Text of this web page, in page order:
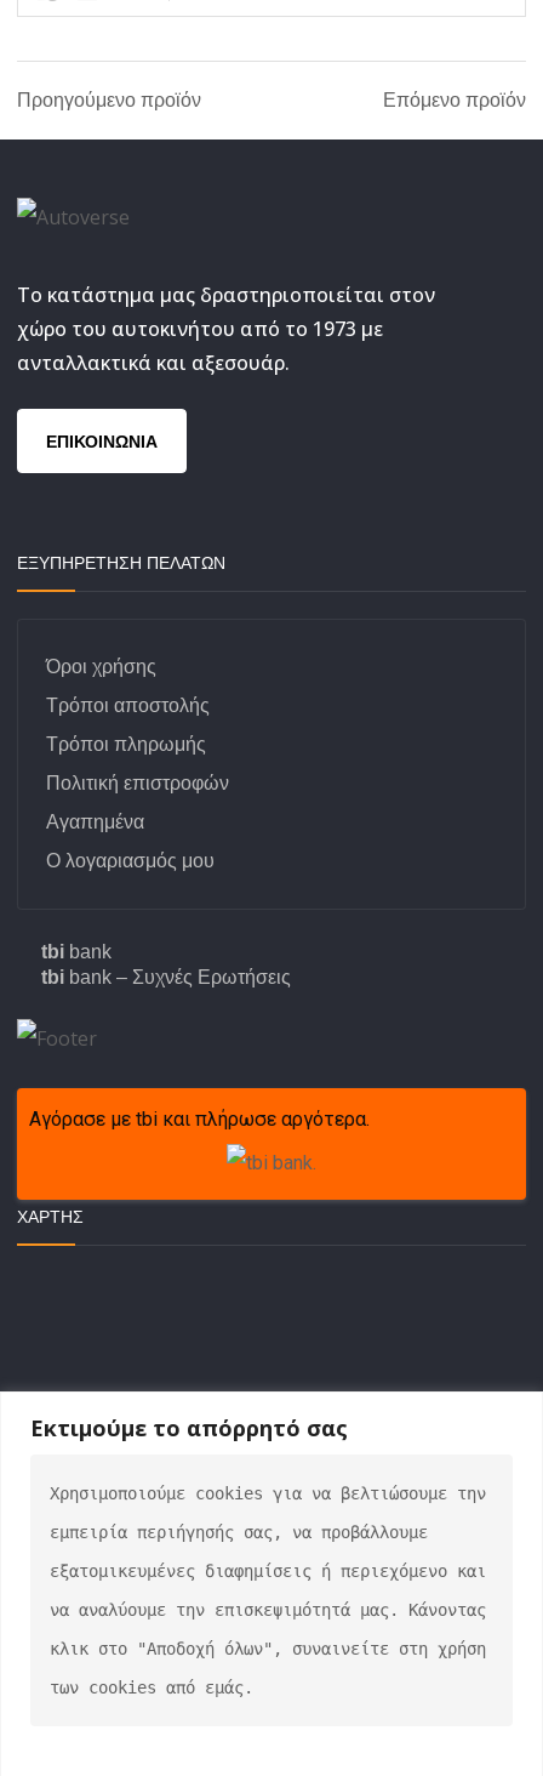
Εκτιμούμε το απόρρητό σας
Χρησιμοποιούμε cookies για να βελτιώσουμε την
εμπειρία περιήγησής σας, να προβάλλουμε
εξατομικευμένες διαφημίσεις ή περιεχόμενο και
να αναλύουμε την επισκεψιμότητά μας. Κάνοντας
κλικ στο "Αποδοχή όλων", συναινείτε στη χρήση
των cookies από εμάς.
Προηγούμενο προϊόν Επόμενο προϊόν
Το κατάστημα μας δραστηριοποιείται στον
χώρο του αυτοκινήτου από το 1973 με
ανταλλακτικά και αξεσουάρ.
ΕΠΙΚΟΙΝΩΝΙΑ
ΕΞΥΠΗΡΕΤΗΣΗ ΠΕΛΑΤΩΝ
Όροι χρήσης
Τρόποι αποστολής
Τρόποι πληρωμής
Πολιτική επιστροφών
Αγαπημένα
Ο λογαριασμός μου
tbi bank
tbi bank – Συχνές Ερωτήσεις
Αγόρασε με tbi και πλήρωσε αργότερα.
ΧΆΡΤΗΣ
ΕΠΙΚΟΙΝΩΝΙΑ
info@auto-verse.gr
2108317227
Δευτέρα - Παρασκευή 09:00 - 17:00
Σάββατο 10:00 - 15:00